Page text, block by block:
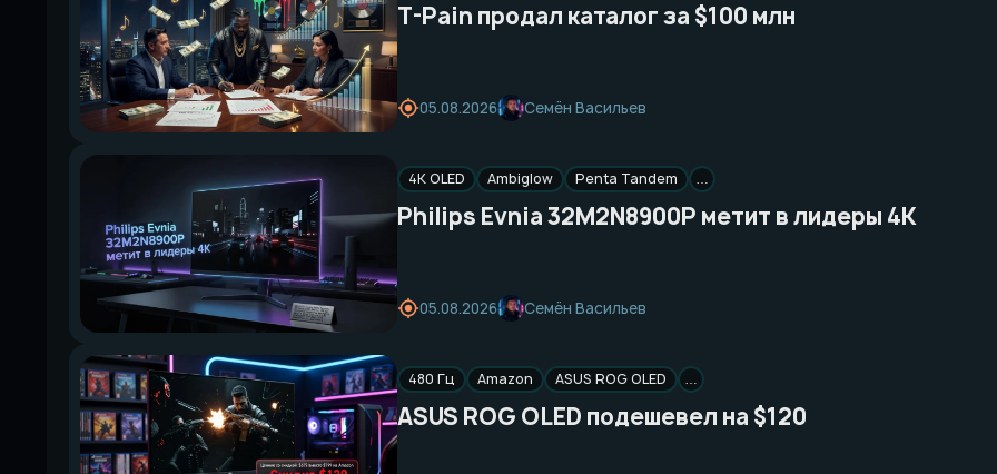
T-Pain продал каталог за $100 млн
05.08.2026 Семён Васильев
4K OLED Ambiglow Penta Tandem …
Philips Evnia 32M2N8900P метит в лидеры 4K
05.08.2026 Семён Васильев
480 Гц Amazon ASUS ROG OLED …
ASUS ROG OLED подешевел на $120